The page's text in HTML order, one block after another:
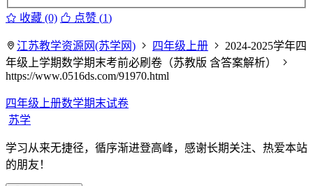
收藏 (0) 点赞 (1)
江苏教学资源网(苏学网) 四年级上册
2024-2025学年四
年级上学期数学期末考前必刷卷（苏教版 含答案解析）
https://www.0516ds.com/91970.html
四年级上册数学期末试卷
苏学
学习从来无捷径，循序渐进登高峰，感谢长期关注、热爱本站
的朋友！